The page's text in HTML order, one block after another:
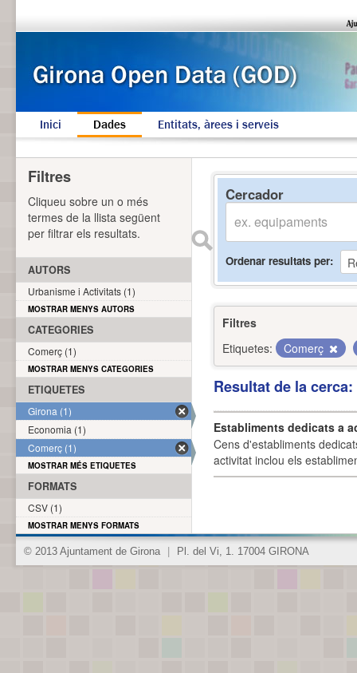
Inici Dades Entitats, àrees i serveis
Cercador
Ordenar resultats per
Filtres
Etiquetes:
Comerç
Resultat de la
Establiments dedicats a
Cens d'establiments
activitat inclou els
Filtres
Cliqueu sobre un o més
termes de la llista següent
per filtrar els resultats.
AUTORS
Urbanisme i Activitats (1)
MOSTRAR MENYS AUTORS
CATEGORIES
Comerç (1)
MOSTRAR MENYS CATEGORIES
ETIQUETES
Girona (1)
Economia (1)
Comerç (1)
MOSTRAR MÉS ETIQUETES
FORMATS
CSV (1)
MOSTRAR MENYS FORMATS
© 2013 Ajuntament de Girona Pl. del Vi, 1. 17004 GIRONA